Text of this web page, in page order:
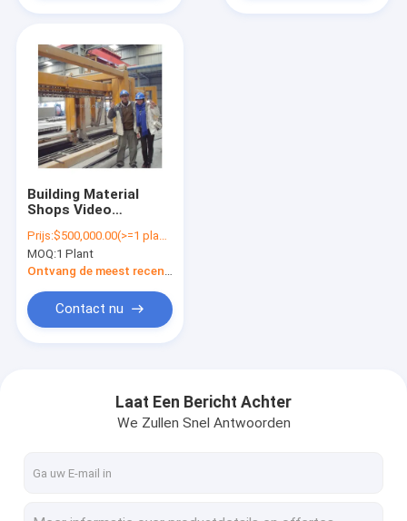
Producten
Over ons
Contacteer ons
AAC bloksnijmachine
AAC-Blok Productiemachine
AAC-blokproductiemachine
Lichte bakstenenmachine
Building Material
Shops Video
Idea Autoclaved
Aerated Concrete
Making Line Installed
Process AAC Block
Plant
Prijs:$500,000.00(>=1 plants)
MOQ:1 Plant
Ontvang de meest recente Prijs
Contact nu
Laat Een Bericht Achter
We Zullen Snel Antwoorden